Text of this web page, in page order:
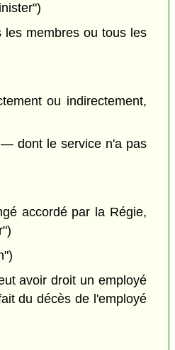
les membres ou tous les
ou indirectement,
dont le service n'a pas
accordé par la Régie,
avoir droit un employé
du décès de l'employé